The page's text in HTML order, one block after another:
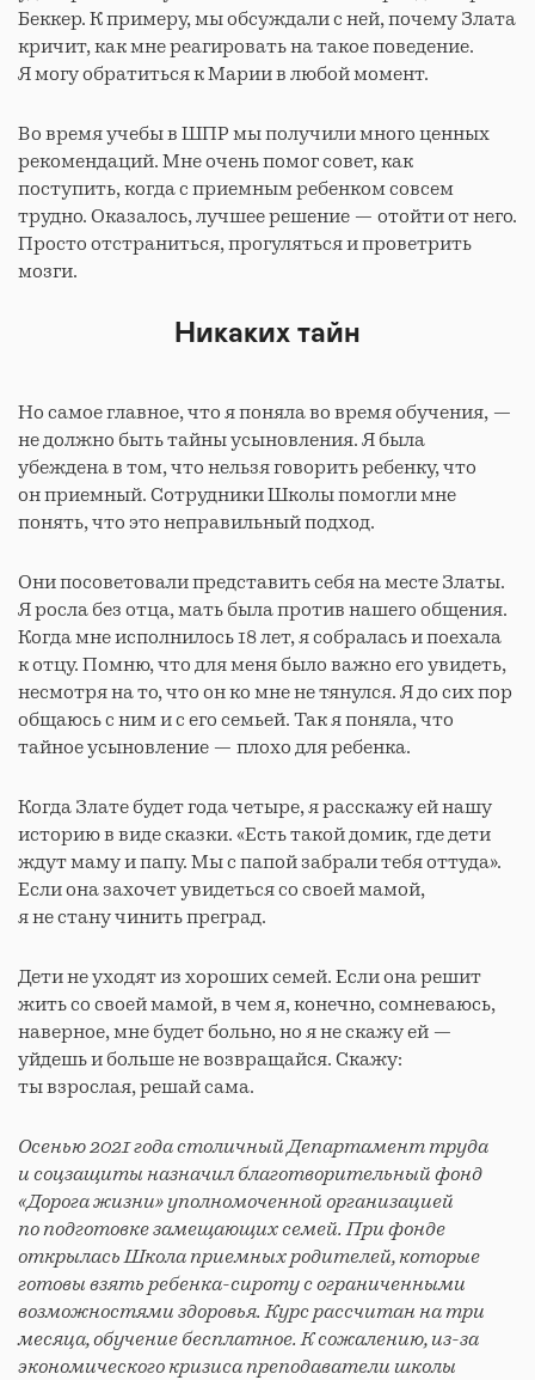
Беккер. К примеру, мы обсуждали с ней, почему Злата
кричит, как мне реагировать на такое поведение.
Я могу обратиться к Марии в любой момент.
Во время учебы в ШПР мы получили много ценных
рекомендаций. Мне очень помог совет, как
поступить, когда с приемным ребенком совсем
трудно. Оказалось, лучшее решение — отойти от него.
Просто отстраниться, прогуляться и проветрить
мозги.
Никаких тайн
Но самое главное, что я поняла во время обучения, —
не должно быть тайны усыновления. Я была
убеждена в том, что нельзя говорить ребенку, что
он приемный. Сотрудники Школы помогли мне
понять, что это неправильный подход.
Они посоветовали представить себя на месте Златы.
Я росла без отца, мать была против нашего общения.
Когда мне исполнилось 18 лет, я собралась и поехала
к отцу. Помню, что для меня было важно его увидеть,
несмотря на то, что он ко мне не тянулся. Я до сих пор
общаюсь с ним и с его семьей. Так я поняла, что
тайное усыновление — плохо для ребенка.
Когда Злате будет года четыре, я расскажу ей нашу
историю в виде сказки. «Есть такой домик, где дети
ждут маму и папу. Мы с папой забрали тебя оттуда».
Если она захочет увидеться со своей мамой,
я не стану чинить преград.
Дети не уходят из хороших семей. Если она решит
жить со своей мамой, в чем я, конечно, сомневаюсь,
наверное, мне будет больно, но я не скажу ей —
уйдешь и больше не возвращайся. Скажу:
ты взрослая, решай сама.
Осенью 2021 года столичный Департамент труда
и соцзащиты назначил благотворительный фонд
«Дорога жизни» уполномоченной организацией
по подготовке замещающих семей. При фонде
открылась Школа приемных родителей, которые
готовы взять ребенка-сироту с ограниченными
возможностями здоровья. Курс рассчитан на три
месяца, обучение бесплатное. К сожалению, из-за
экономического кризиса преподаватели школы